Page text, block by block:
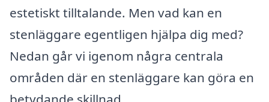
estetiskt tilltalande. Men vad kan en
stenläggare egentligen hjälpa dig med?
Nedan går vi igenom några centrala
områden där en stenläggare kan göra en